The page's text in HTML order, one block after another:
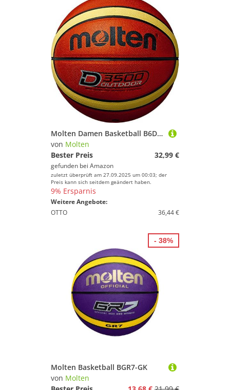
Molten Damen Basketball B6D3500, Orange, 6, B6D3500
von Molten
Bester Preis
32,99 €
gefunden bei Amazon
zuletzt überprüft am 27.09.2025 um 00:03; der
Preis kann sich seitdem geändert haben.
9% Ersparnis
Weitere Angebote:
OTTO
36,44 €
Molten Basketball BGR7-GK
von Molten
- 38%